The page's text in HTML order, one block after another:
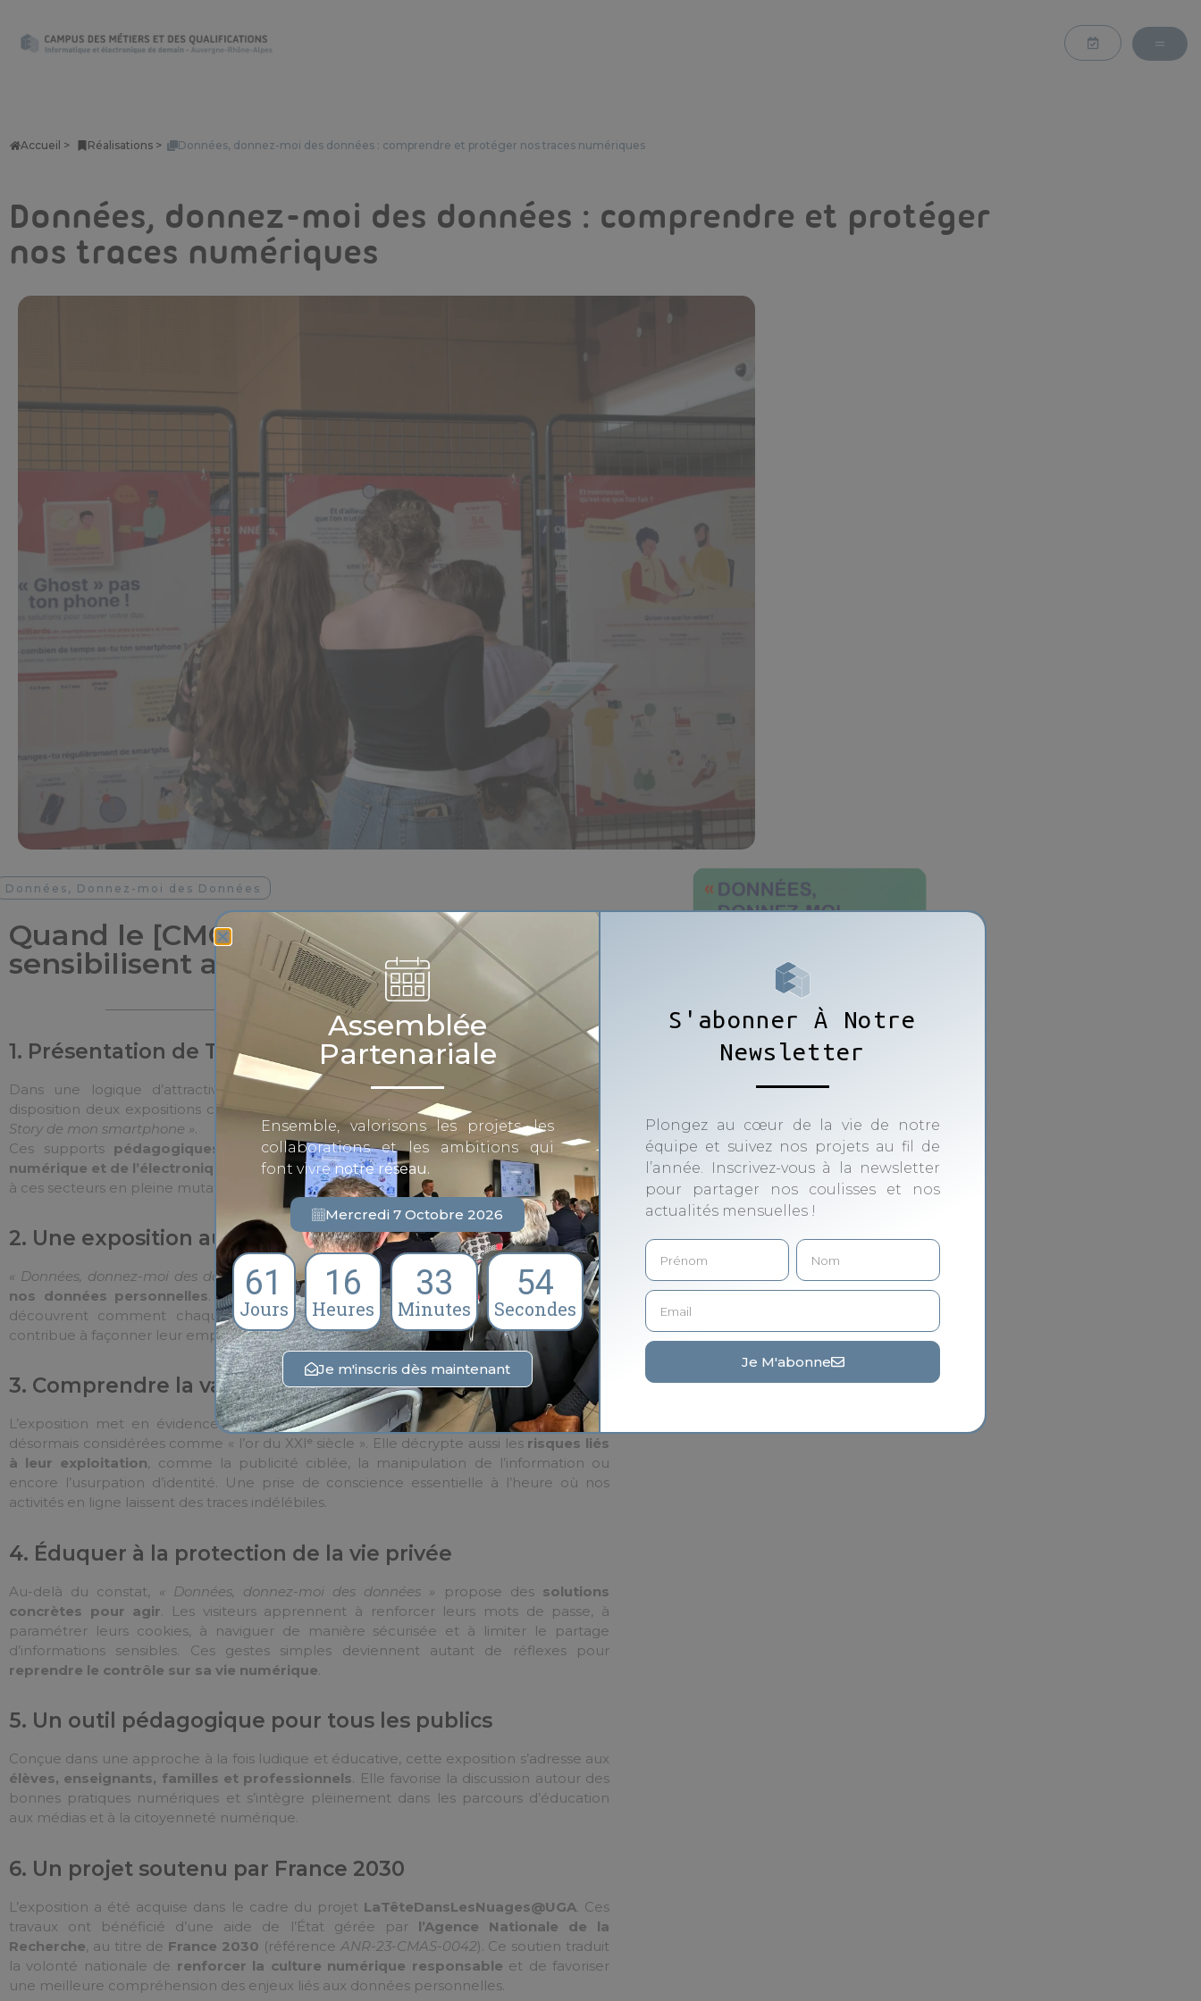
Accueil > Réalisations > Données, donnez-moi des données : comprendre et protéger nos traces numériques
Données, donnez-moi des données : comprendre et protéger
nos traces numériques
Données, Donnez-moi des Données
Quand le [CMQ IED_AURA] et TUBÀ
sensibilisent aux risques du numérique
1. Présentation de TUBÀ
Dans une logique d’attractivité et de sensibilisation, le[CMQ IED_AURA]
met à
disposition deux expositions conçues par
: « Donnez-moi des données »
Story de mon smartphone ».
Ces supports pédagogiques et interactifspermettent d’aborder lesenjeux du
numérique et de l’électronique
, tout en favorisant la découverte des
métiers associés
à ces secteurs en pleine mutation.
2. Une exposition au cœur de nos vies numériques
« Données, donnez-moi des données »invite le public à explorer
l’univers invisible de
nos données personnelles. À travers des mises en scène interactives, les visiteurs
découvrent comment chaque clic, chaque recherche ou chaque achat en ligne
contribue à façonner leur empreinte numérique.
3. Comprendre la valeur et les risques des données
L’exposition met en évidence lavaleur économique et stratégique des données
désormais considérées comme « l’or du XXIᵉ siècle ». Elle décrypte aussi les risques liés
à leur exploitation, comme la publicité ciblée, la manipulation de l’information ou
encore l’usurpation d’identité. Une prise de conscience essentielle à l’heure où nos
activités en ligne laissent des traces indélébiles.
4. Éduquer à la protection de la vie privée
Au-delà du constat, « Données, donnez-moi des données » propose des solutions
concrètes pour agir. Les visiteurs apprennent à renforcer leurs mots de passe, à
paramétrer leurs cookies, à naviguer de manière sécurisée et à limiter le partage
d’informations sensibles. Ces gestes simples deviennent autant de réflexes pour
reprendre le contrôle sur sa vie numérique.
5. Un outil pédagogique pour tous les publics
Conçue dans une approche à la fois ludique et éducative, cette exposition s’adresse aux
élèves, enseignants, familles et professionnels. Elle favorise la discussion autour des
bonnes pratiques numériques et s’intègre pleinement dans les parcours d’éducation
aux médias et à la citoyenneté numérique.
6. Un projet soutenu par France 2030
L’exposition a été acquise dans le cadre du projet LaTêteDansLesNuages@UGA. Ces
travaux ont bénéficié d’une aide de l’État gérée par l’Agence Nationale de la
Recherche, au titre de France 2030 (référence ANR-23-CMAS-0042). Ce soutien traduit
la volonté nationale de renforcer la culture numérique responsable et de favoriser
une meilleure compréhension des enjeux liés aux données personnelles.
Assemblée
Partenariale
Ensemble, valorisons les projets, les
collaborations et les ambitions qui
font vivrenotre réseau.
Mercredi 7 Octobre 2026
61
Jours
16
Heures
33
Minutes
54
Secondes
Je m'inscris dès maintenant
S'abonner À Notre
Newsletter
Plongez au cœur de la vie de notre
équipe et suivez nos projets au fil de
l’année. Inscrivez-vous à la newsletter
pour partager nos coulisses et nos
actualités mensuelles !
Je M'abonne